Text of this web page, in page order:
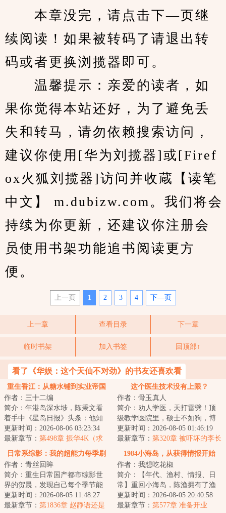
本章没完，请点击下—页继
续阅读！如果被转码了请退出转
码或者更换浏揽器即可。
温馨提示：亲爱的读者，如
果你觉得本站还好，为了避免丢
失和转马，请勿依赖搜索访问，
建议你使用[华为刘揽器]或[Firef
ox火狐刘揽器]访问并收蔵【读笔
中文】 m.dubizw.com。我们将会
持续为你更新，还建议你注册会
员使用书架功能追书阅读更方
便。
上一页 1 2 3 4 下—页
上一章 查看目录 下一章
临时书架 加入书签 回顶部↑
看了《华娱：这个天仙不对劲》的书友还喜欢看
重生香江：从糖水铺到实业帝国
作者：三十二编
简介：年港岛深水埗，陈秉文看
着手中《星岛日报》头条：他知
道自己重生在了最完美的年代。
这一世，他不在...
更新时间：2026-08-06 03:23:34
最新章节： 第498章 振华4K（求
月票推荐票求追订）
这个医生技术没有上限？
作者：骨玉真人
简介：劝人学医，天打雷劈！顶
级教学医院里，硕士不如狗，博
士遍地走。学霸、学神遍地走。
教授高高在上，...
更新时间：2026-08-05 01:46:19
最新章节： 第320章 被吓坏的李长
日常系综影：我的超能力每季刷
新
作者：青丝回眸
简介：重生日常国产都市综影世
界的贺晨，发现自己每个季节能
刷新出一种超能力，从此过上了
不一样的日常人...
更新时间：2026-08-05 11:48:27
最新章节： 第1836章 赵静语还是
1984小海岛，从获得情报开始
作者：我想吃花椒
简介：【年代、渔村、情报、日
常】重回小海岛，陈渔拥有了渔
村情报系统。直接爽到起飞。这
下......整片大...
更新时间：2026-08-05 20:40:58
最新章节： 第577章 准备开业